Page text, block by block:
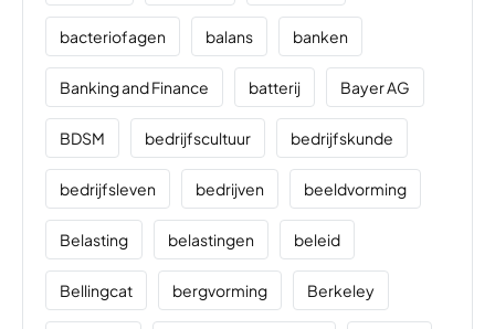
bacteriofagen balans banken
Banking and Finance batterij Bayer AG
BDSM bedrijfscultuur bedrijfskunde
bedrijfsleven bedrijven beeldvorming
Belasting belastingen beleid
Bellingcat bergvorming Berkeley